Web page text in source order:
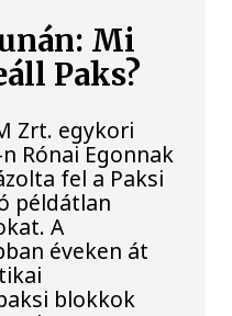
Mi
Paks?
Zrt. egykori
Rónai Egonnak
fel a Paksi
példátlan
A
éveken át
blokkok